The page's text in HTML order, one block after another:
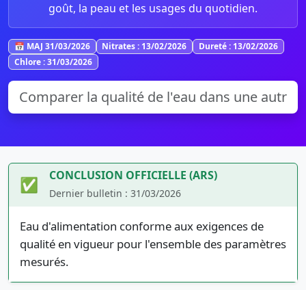
goût, la peau et les usages du quotidien.
📅 MAJ 31/03/2026 Nitrates : 13/02/2026
Dureté : 13/02/2026
Chlore : 31/03/2026
✅ CONCLUSION OFFICIELLE (ARS)
Dernier bulletin : 31/03/2026
Eau d'alimentation conforme aux exigences de
qualité en vigueur pour l'ensemble des paramètres
mesurés.